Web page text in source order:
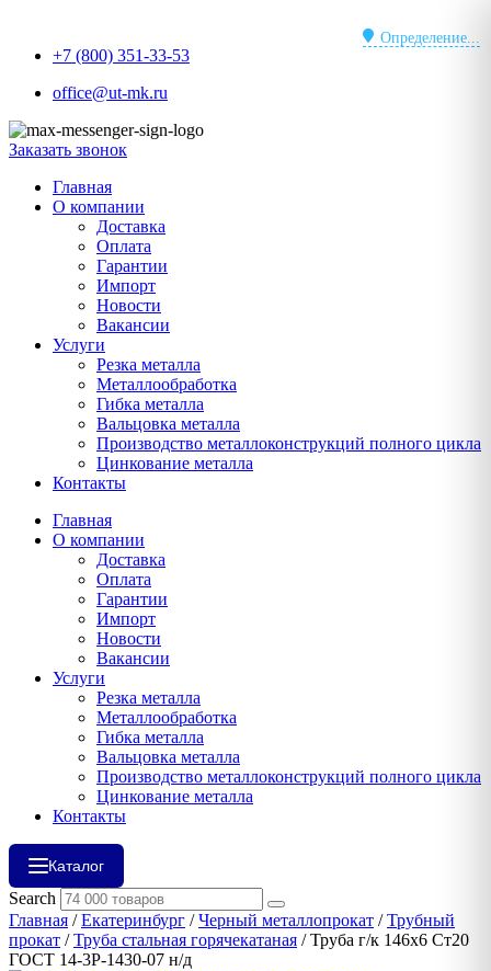
содержимому
Определение...
+7 (800) 351-33-53
office@ut-mk.ru
Заказать звонок
Главная
О компании
Доставка
Оплата
Гарантии
Импорт
Новости
Вакансии
Услуги
Резка металла
Металлообработка
Гибка металла
Вальцовка металла
Производство металлоконструкций полного цикла
Цинкование металла
Контакты
Главная
О компании
Доставка
Оплата
Гарантии
Импорт
Новости
Вакансии
Услуги
Резка металла
Металлообработка
Гибка металла
Вальцовка металла
Производство металлоконструкций полного цикла
Цинкование металла
Контакты
Каталог
Search
Главная /Екатеринбург /Черный металлопрокат /Трубный
прокат /Труба стальная горячекатаная / Труба г/к 146х6 Ст20
ГОСТ 14-3Р-1430-07 н/д